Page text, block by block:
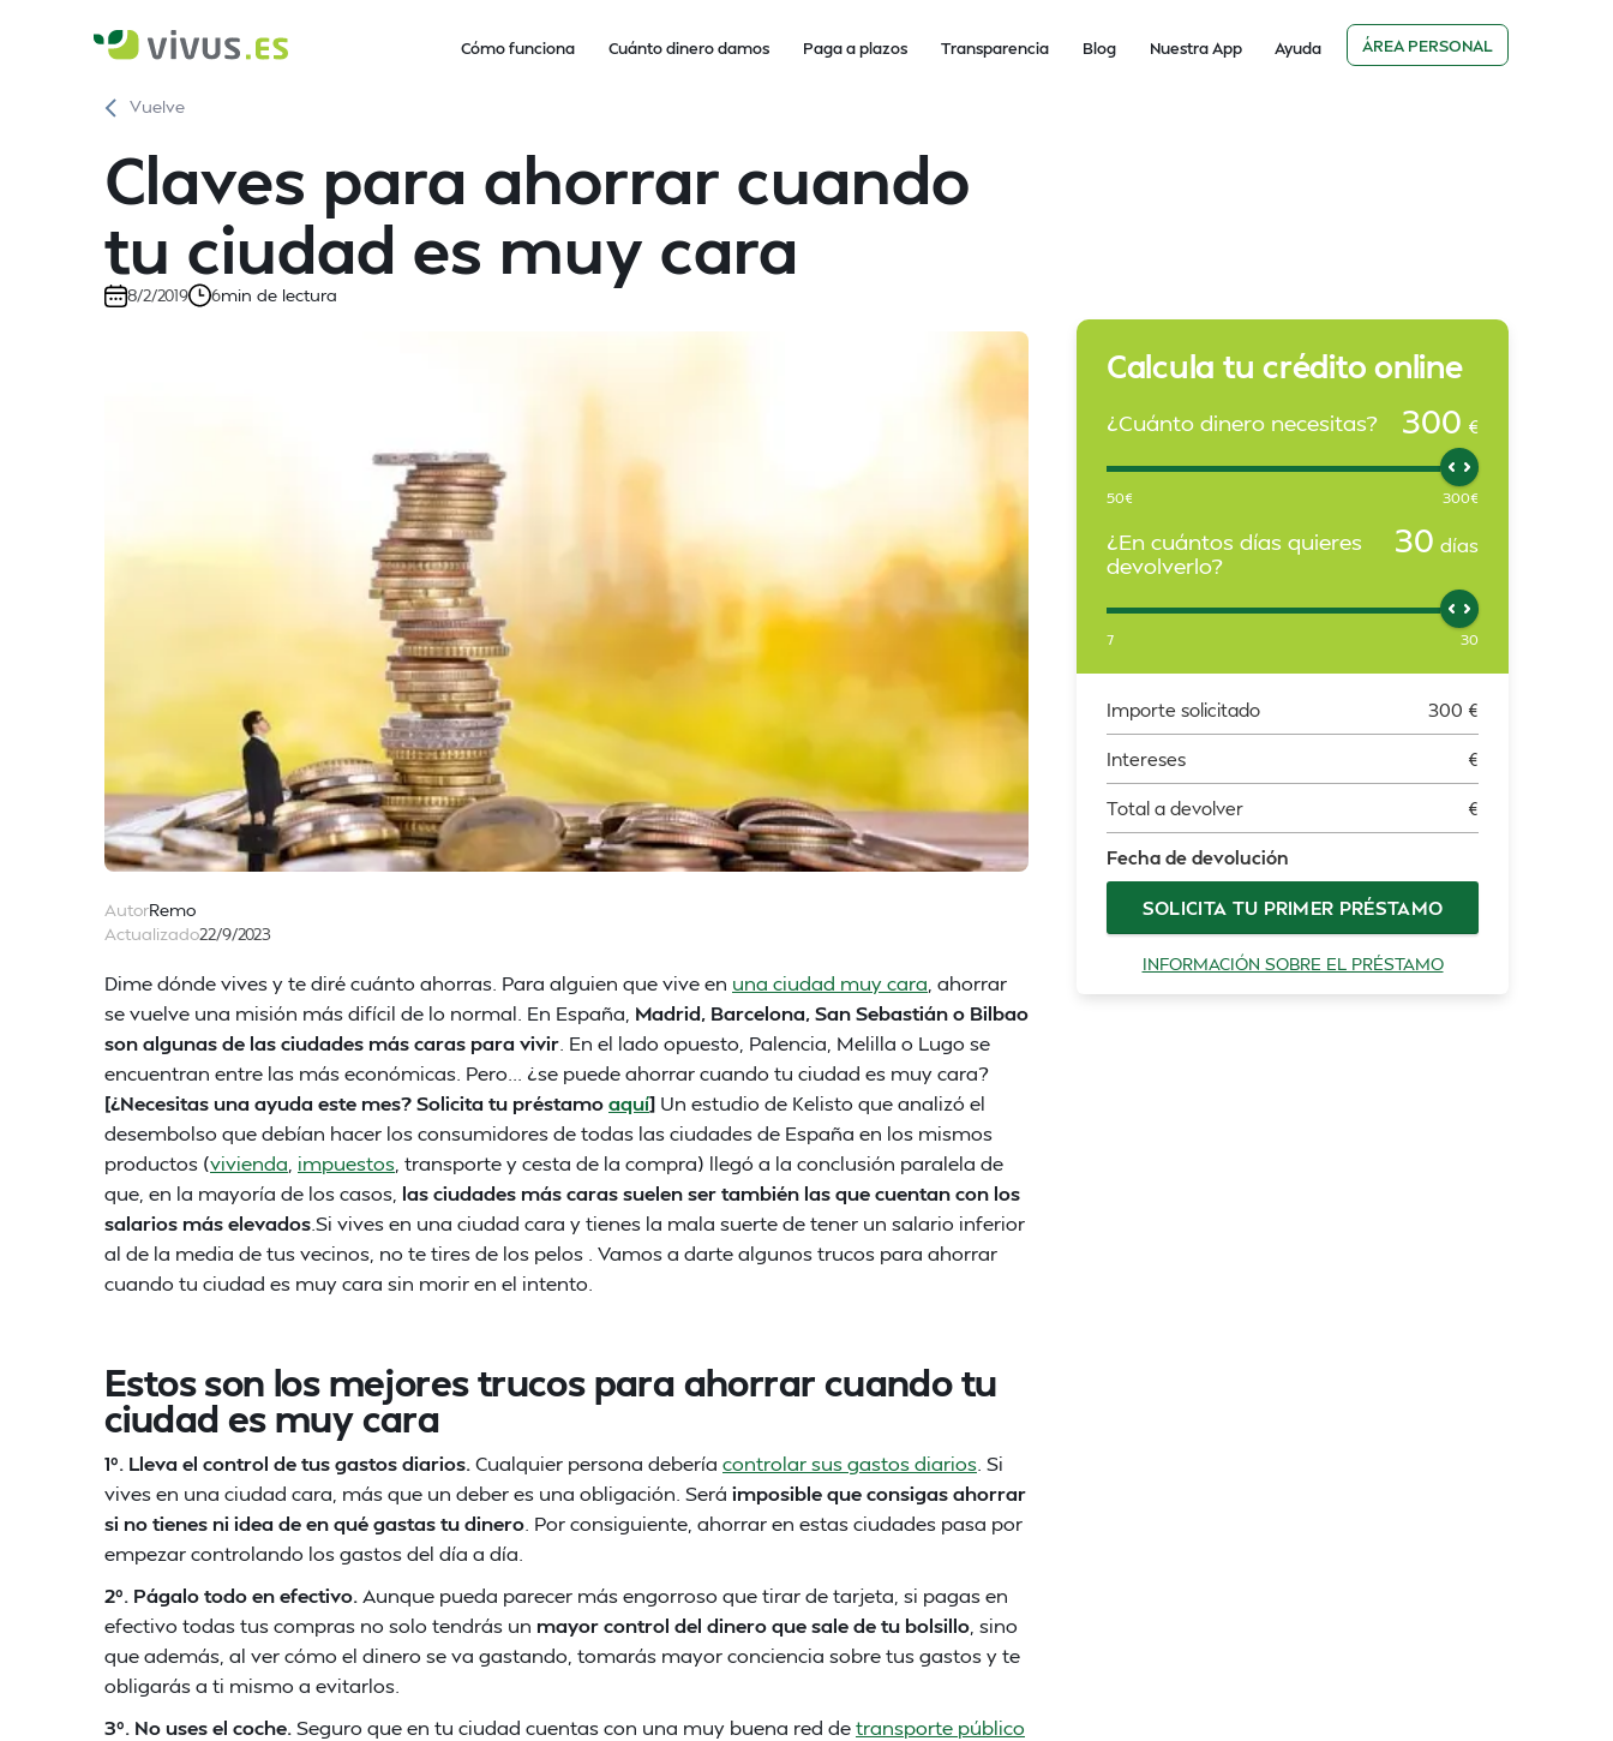
Cómo funciona Cuánto dinero damos Paga a plazos Transparencia Blog Nuestra App Ayuda ÁREA PERSONAL
Vuelve
Claves para ahorrar cuando
tu ciudad es muy cara
8/2/2019 6min de lectura
AutorRemo
Actualizado22/9/2023
Dime dónde vives y te diré cuánto ahorras. Para alguien que vive en una ciudad muy cara , ahorrar
se vuelve una misión más difícil de lo normal. En España, Madrid, Barcelona, San Sebastián o Bilbao
son algunas de las ciudades más caras para vivir . En el lado opuesto, Palencia, Melilla o Lugo se
encuentran entre las más económicas. Pero... ¿se puede ahorrar cuando tu ciudad es muy cara?
[¿Necesitas una ayuda este mes? Solicita tu préstamoaquí] Un estudio de Kelisto que analizó el
desembolso que debían hacer los consumidores de todas las ciudades de España en los mismos
productos (vivienda impuestos , transporte y cesta de la compra) llegó a la conclusión paralela de
que, en la mayoría de los casos, las ciudades más caras suelen ser también las que cuentan con los
salarios más elevados.Si vives en una ciudad cara y tienes la mala suerte de tener un salario inferior
al de la media de tus vecinos, no te tires de los pelos . Vamos a darte algunos trucos para ahorrar
cuando tu ciudad es muy cara sin morir en el intento.
Estos son los mejores trucos para ahorrar cuando tu
ciudad es muy cara
1º. Lleva el control de tus gastos diarios. Cualquier persona debería controlar sus gastos diarios . Si
vives en una ciudad cara, más que un deber es una obligación. Será imposible que consigas ahorrar
si no tienes ni idea de en qué gastas tu dinero . Por consiguiente, ahorrar en estas ciudades pasa por
empezar controlando los gastos del día a día.
2º. Págalo todo en efectivo. Aunque pueda parecer más engorroso que tirar de tarjeta, si pagas en
efectivo todas tus compras no solo tendrás un mayor control del dinero que sale de tu bolsillo , sino
que además, al ver cómo el dinero se va gastando, tomarás mayor conciencia sobre tus gastos y te
obligarás a ti mismo a evitarlos.
3º. No uses el coche. Seguro que en tu ciudad cuentas con una muy buena red detransporte público
Calcula tu crédito online
¿Cuánto dinero necesitas? 300 €
50€ 300€
¿En cuántos días quieres
devolverlo?
30 días
7 30
Importe solicitado 300 €
Intereses €
Total a devolver €
Fecha de devolución
SOLICITA TU PRIMER PRÉSTAMO
INFORMACIÓN SOBRE EL PRÉSTAMO